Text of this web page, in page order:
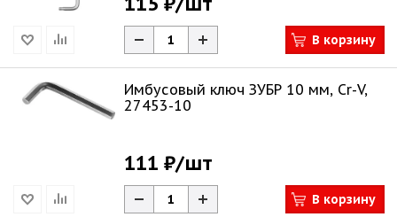
В корзину
Имбусовый ключ ЗУБР 10 мм, Cr-V,
27453-10
111 ₽/шт
В корзину